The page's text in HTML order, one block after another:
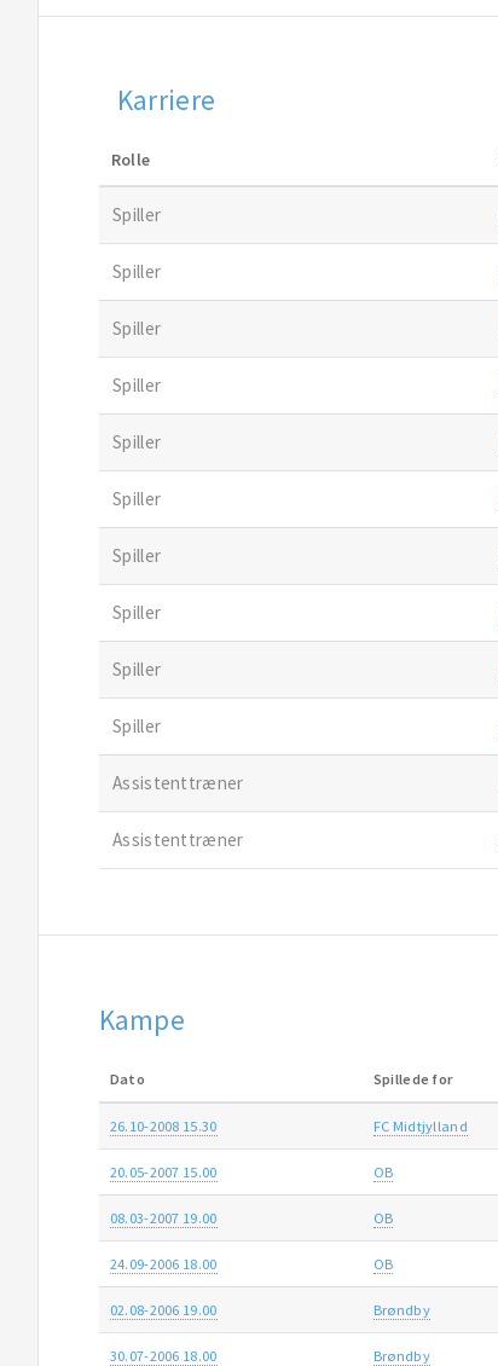
Karriere
Rolle
Spiller
Spiller
Spiller
Spiller
Spiller
Spiller
Spiller
Spiller
Spiller
Spiller
Assistenttræner
Assistenttræner
Kampe
Dato Spillede for
26.10-2008 15.30 FC Midtjylland
20.05-2007 15.00 OB
08.03-2007 19.00 OB
24.09-2006 18.00 OB
02.08-2006 19.00 Brøndby
30.07-2006 18.00 Brøndby